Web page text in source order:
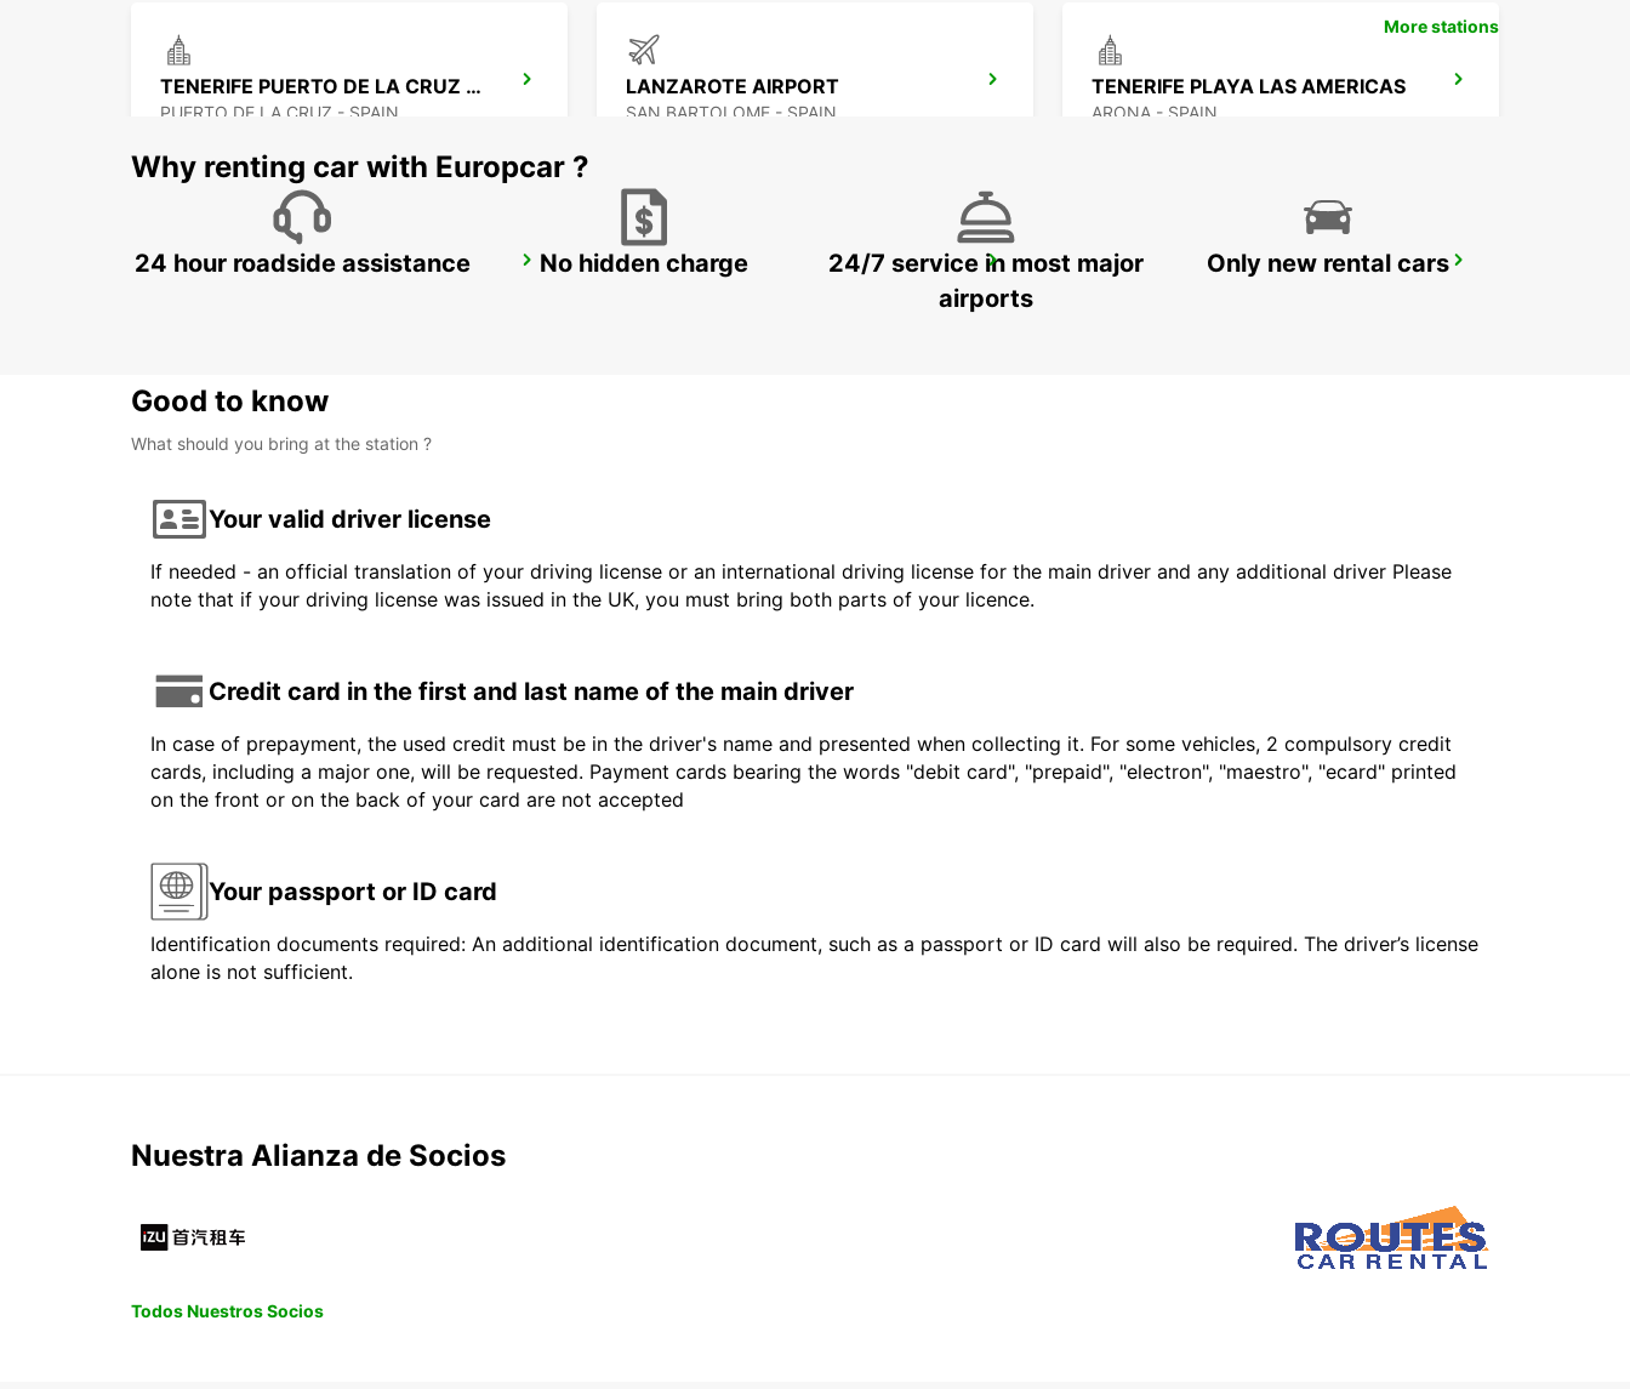
TENERIFE PUERTO DE LA CRUZ LA PAZ
PUERTO DE LA CRUZ - SPAIN
LANZAROTE AIRPORT
SAN BARTOLOME - SPAIN
TENERIFE PLAYA LAS AMERICAS
ARONA - SPAIN
TENERIFE SOUTH AIRPORT GRAN CANARIA AIRPORT FUERTEVENTURA AIRPORT
More stations
Why renting car with Europcar ?
24 hour roadside assistance No hidden charge
24/7 service in most major
airports
Only new rental cars
Good to know
What should you bring at the station ?
Your valid driver license
If needed - an official translation of your driving license or an international driving license for the main driver and any additional driver Please
note that if your driving license was issued in the UK, you must bring both parts of your licence.
Credit card in the first and last name of the main driver
In case of prepayment, the used credit must be in the driver's name and presented when collecting it. For some vehicles, 2 compulsory credit
cards, including a major one, will be requested. Payment cards bearing the words "debit card", "prepaid", "electron", "maestro", "ecard" printed
on the front or on the back of your card are not accepted
Your passport or ID card
Identification documents required: An additional identification document, such as a passport or ID card will also be required. The driver’s license
alone is not sufficient.
Nuestra Alianza de Socios
Todos Nuestros Socios